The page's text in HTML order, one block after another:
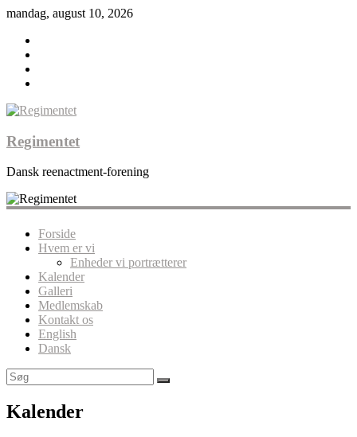
mandag, august 10, 2026
Regimentet
Dansk reenactment-forening
Forside
Hvem er vi
Enheder vi portrætterer
Kalender
Galleri
Medlemskab
Kontakt os
English
Dansk
Kalender